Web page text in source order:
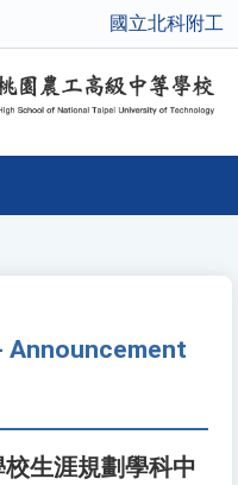
國立北科附工
Announcement
生涯規劃學科中